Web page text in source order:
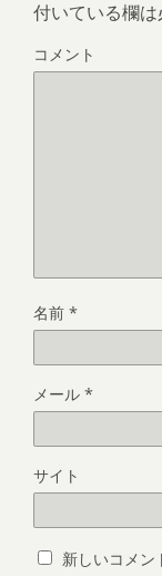
付いている欄
コメント
名前 *
メール *
サイト
新しいコメン